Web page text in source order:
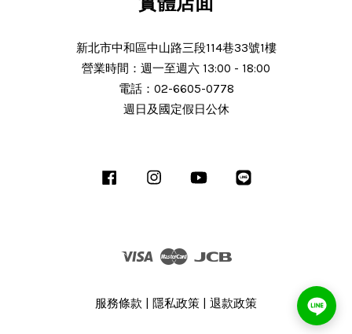
新北市中和區中山路三段114巷33號1樓
營業時間：週一至週六 13:00 - 18:00
電話：02-6605-0778
週日及國定假日公休
Facebook InstagramYouTube
Visa Master JCB
服務條款 隱私政策 退款政策